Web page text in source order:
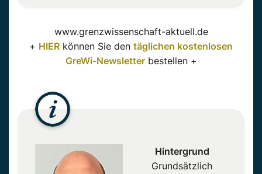
www.grenzwissenschaft-aktuell.de
+ HIER können Sie den täglichen kostenlosen
GreWi-Newsletterbestellen +
Hintergrund
Grundsätzlich